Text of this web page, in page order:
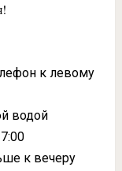
к левому
водой
к вечеру